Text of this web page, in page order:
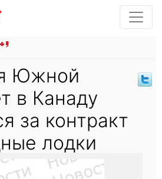
Южной
в Канаду
за контракт
лодки